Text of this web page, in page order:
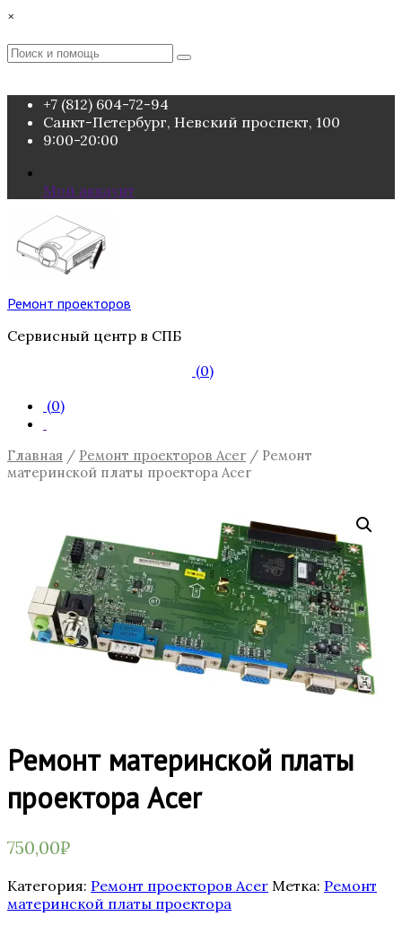
Перейти
содержимому
×
Поиск
Поиск
+7 (812) 604-72-94
Санкт-Петербург, Невский проспект, 100
9:00-20:00
Мой аккаунт
Ремонт проекторов
Сервисный центр в СПБ
(0)
(0)
Главная / Ремонт проекторов Acer / Ремонт
материнской платы проектора Acer
Ремонт материнской платы
проектора Acer
750,00₽
Категория: Ремонт проекторов Acer Метка: Ремонт
материнской платы проектора